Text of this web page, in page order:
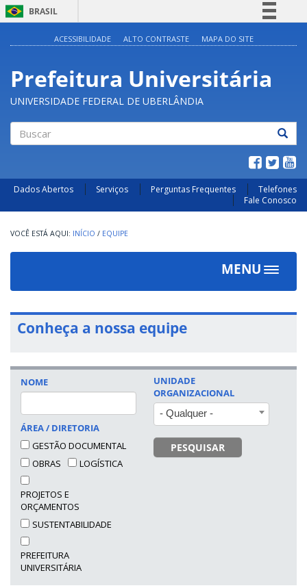
BRASIL
Participe
Acesso à informação
ACESSIBILIDADE ALTO CONTRASTE MAPA DO SITE
Prefeitura Universitária
UNIVERSIDADE FEDERAL DE UBERLÂNDIA
Dados Abertos Serviços Perguntas Frequentes
Telefones
Fale Conosco
INÍCIO / EQUIPE
MENU
Toggle
Conheça a nossa equipe
NOME
ÁREA / DIRETORIA
GESTÃO DOCUMENTAL
OBRAS
LOGÍSTICA
PROJETOS E
ORÇAMENTOS
SUSTENTABILIDADE
PREFEITURA
UNIVERSITÁRIA
UNIDADE
ORGANIZACIONAL
- Qualquer -
PESQUISAR